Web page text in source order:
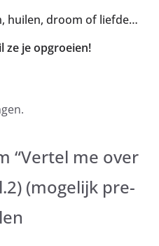
huilen, droom of liefde…
ze je opgroeien!
“Vertel me over
(mogelijk pre-